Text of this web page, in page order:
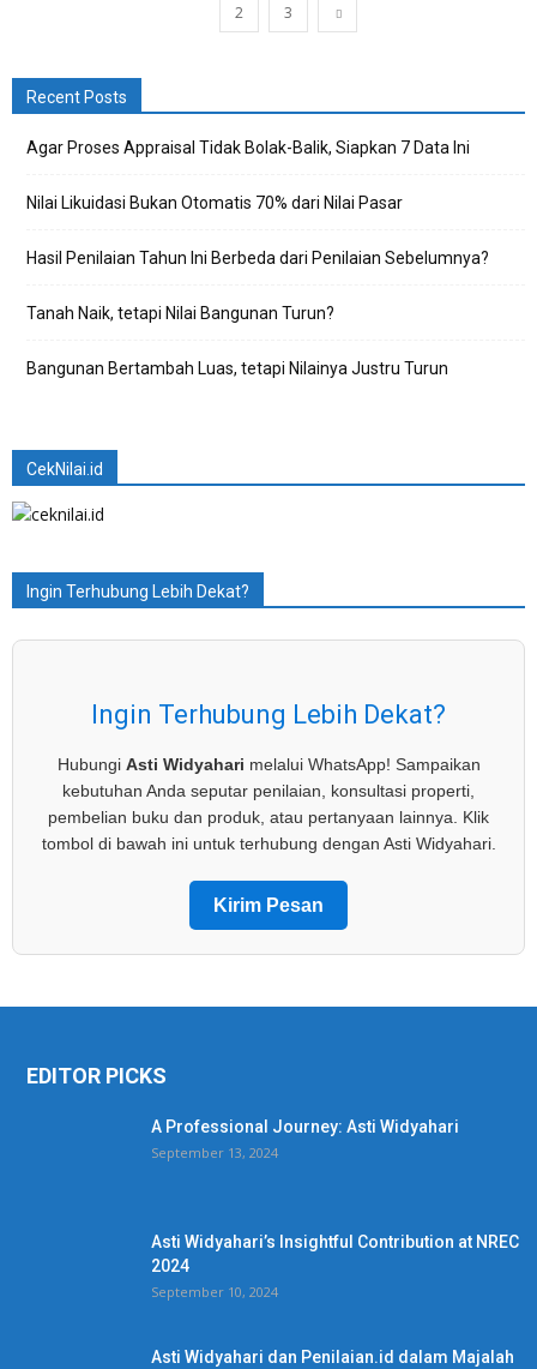
2 3
Recent Posts
Agar Proses Appraisal Tidak Bolak-Balik, Siapkan 7 Data Ini
Nilai Likuidasi Bukan Otomatis 70% dari Nilai Pasar
Hasil Penilaian Tahun Ini Berbeda dari Penilaian Sebelumnya?
Tanah Naik, tetapi Nilai Bangunan Turun?
Bangunan Bertambah Luas, tetapi Nilainya Justru Turun
CekNilai.id
Ingin Terhubung Lebih Dekat?
Ingin Terhubung Lebih Dekat?
Hubungi Asti Widyahari melalui WhatsApp! Sampaikan
kebutuhan Anda seputar penilaian, konsultasi properti,
pembelian buku dan produk, atau pertanyaan lainnya. Klik
tombol di bawah ini untuk terhubung dengan Asti Widyahari.
Kirim Pesan
EDITOR PICKS
A Professional Journey: Asti Widyahari
September 13, 2024
Asti Widyahari’s Insightful Contribution at NREC
2024
September 10, 2024
Asti Widyahari dan Penilaian.id dalam Majalah